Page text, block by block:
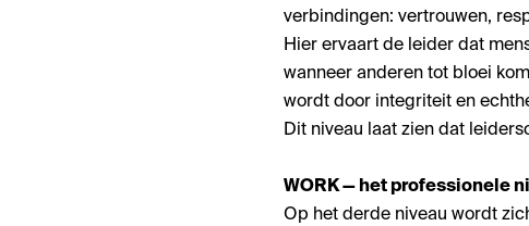
verbindingen: vertrouwen,
Hier ervaart de leider dat
wanneer anderen tot bloei
wordt door integriteit en
Dit niveau laat zien dat
WORK — het professionele
Op het derde niveau wordt